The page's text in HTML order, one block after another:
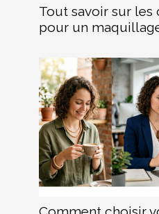
Tout savoir sur les
pour un